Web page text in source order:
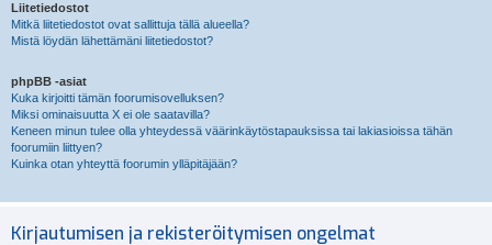
Liitetiedostot
Mitkä liitetiedostot ovat sallittuja tällä alueella?
Mistä löydän lähettämäni liitetiedostot?
phpBB -asiat
Kuka kirjoitti tämän foorumisovelluksen?
Miksi ominaisuutta X ei ole saatavilla?
Keneen minun tulee olla yhteydessä väärinkäytöstapauksissa tai lakiasioissa tähän
foorumiin liittyen?
Kuinka otan yhteyttä foorumin ylläpitäjään?
Kirjautumisen ja rekisteröitymisen ongelmat